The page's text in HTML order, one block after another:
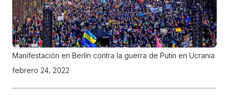
Manifestación en Berlín contra la guerra de Putin en Ucrania
febrero 24, 2022